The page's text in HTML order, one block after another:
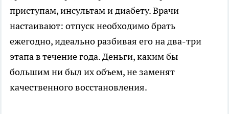
приступам, инсультам и диабету. Врачи
настаивают: отпуск необходимо брать
ежегодно, идеально разбивая его на два-три
этапа в течение года. Деньги, каким бы
большим ни был их объем, не заменят
качественного восстановления.